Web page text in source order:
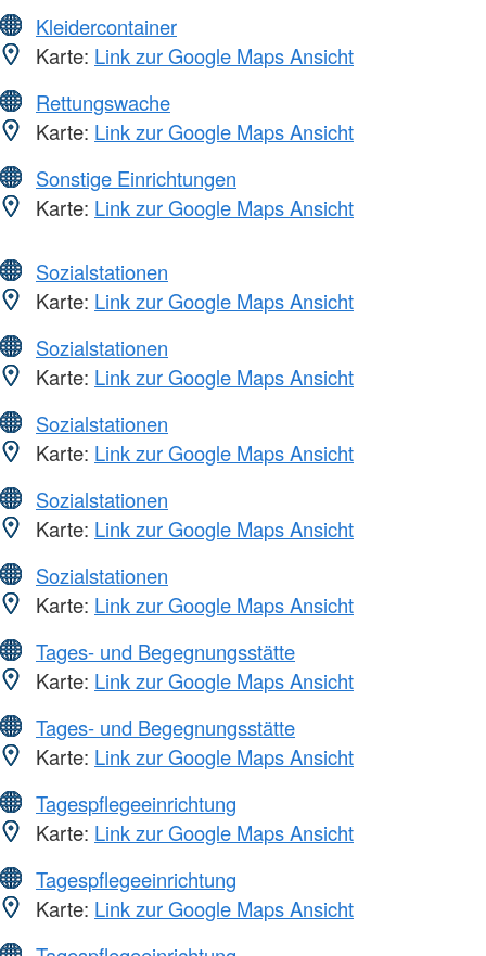
Kleidercontainer
Karte: Link zur Google Maps Ansicht
Rettungswache
Karte: Link zur Google Maps Ansicht
Sonstige Einrichtungen
Karte: Link zur Google Maps Ansicht
Sozialstationen
Karte: Link zur Google Maps Ansicht
Sozialstationen
Karte: Link zur Google Maps Ansicht
Sozialstationen
Karte: Link zur Google Maps Ansicht
Sozialstationen
Karte: Link zur Google Maps Ansicht
Sozialstationen
Karte: Link zur Google Maps Ansicht
Tages- und Begegnungsstätte
Karte: Link zur Google Maps Ansicht
Tages- und Begegnungsstätte
Karte: Link zur Google Maps Ansicht
Tagespflegeeinrichtung
Karte: Link zur Google Maps Ansicht
Tagespflegeeinrichtung
Karte: Link zur Google Maps Ansicht